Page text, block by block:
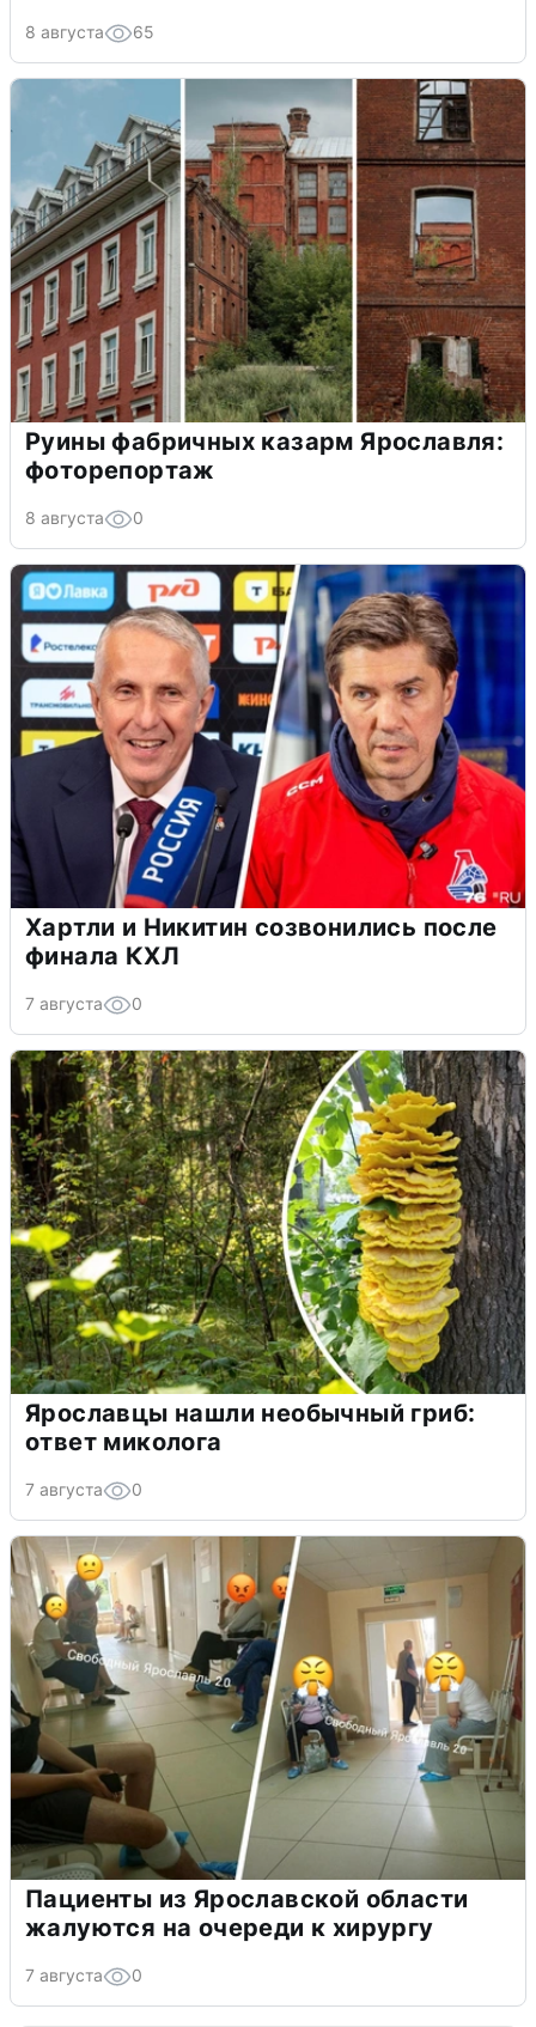
8 августа 65
Руины фабричных казарм Ярославля:
фоторепортаж
8 августа 0
Хартли и Никитин созвонились после
финала КХЛ
7 августа 0
Ярославцы нашли необычный гриб:
ответ миколога
7 августа 0
Пациенты из Ярославской области
жалуются на очереди к хирургу
7 августа 0